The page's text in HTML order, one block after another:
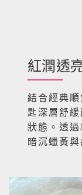
紅潤透
結合經典
匙深層舒
狀態。透
暗沉蠟黃